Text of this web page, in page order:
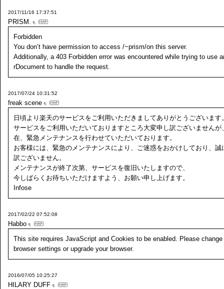
2017/11/16 17:37:51
PRISM.
Forbidden
You don’t have permission to access /~prism/on this server.
Additionally, a 403 Forbidden error was encountered while trying to use
rDocument to handle the request.
2017/07/24 10:31:52
freak scene
日頃より楽天のサービスをご利用いただきましてありがとうございます
サービスをご利用いただいておりますところ大変申し訳ございませんが
在、緊急メンテナンスを行わせていただいております。
お客様には、緊急のメンテナンスにより、ご迷惑をおかけしており、誠
訳ございません。
メンテナンスが終了次第、サービスを復旧いたしますので、
今しばらくお待ちいただけますよう、お願い申し上げます。
Infose
2017/02/22 07:52:08
Habbo
This site requires JavaScript and Cookies to be enabled. Please change
browser settings or upgrade your browser.
2016/07/05 10:25:27
HILARY DUFF